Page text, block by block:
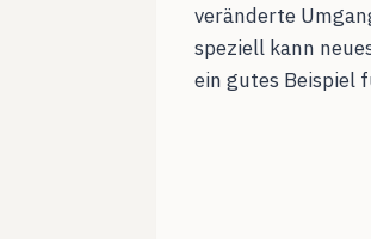
veränderte
speziell kann
ein gutes Beispiel